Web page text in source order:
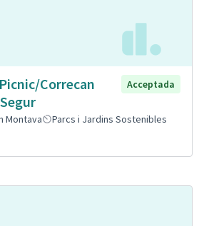
Correcan
Acceptada
Montava
Parcs i Jardins Sostenibles